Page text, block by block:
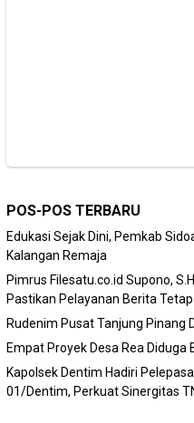
POS-POS TERBARU
Edukasi Sejak Dini, Pemkab
Kalangan Remaja
Pimrus Filesatu.co.id Supono,
Pastikan Pelayanan Berita
Rudenim Pusat Tanjung Pinang
Empat Proyek Desa Rea Diduga
Kapolsek Dentim Hadiri
01/Dentim, Perkuat Sinergitas